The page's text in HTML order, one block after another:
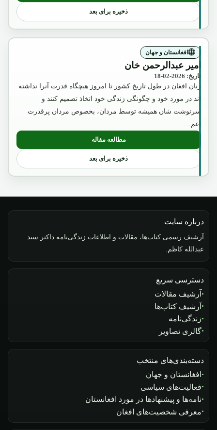
ذخیره برای بعد
افغانستان و جهان
امیر عبدالرحمن خان
تاریخ: 2026-02-18
زنان افغان در طول تاریخ کشور تا امروز هیچگاه قدرت آنرا نداشته
اند در مورد خود و چگونگی زندگی خود اتخاذ تصمیم کنند و
سرنوشت شان همیشه توسط مردان، بخصوص مردان پرقدرت
اعم…
مطالعه مقاله: امیر عبدالرحمن خان
ذخیره برای بعد
درباره سایت
آرشیف رسمی کتاب‌ها، مقالات و اطلاعات زندگی‌نامه داکتر سید
عبدالله کاظم.
دسترسی سریع
آرشیف مقالات
آرشیف کتاب‌ها
زندگی‌نامه
گالری تصاویر
دسته‌بندی‌های منتخب
افغانستان و جهان
فعالیت‌های سیاسی
نامه‌ها و پیشنهادها در مورد افغانستان
معرفی شخصیت‌های افغان